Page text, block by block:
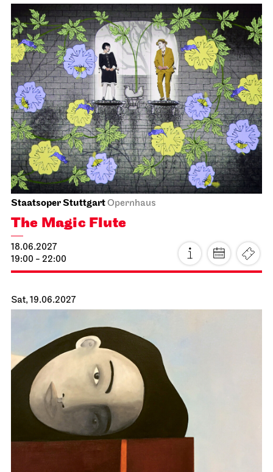
JOiNNord
Gosuto House
17.06.2027
19:00
Fri, 18.06.2027
Staatsoper StuttgartOpernhaus
The Magic Flute